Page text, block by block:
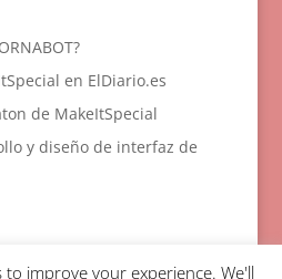
en ElDiario.es
de MakeItSpecial
y diseño de interfaz de
to improve your experience. We'll